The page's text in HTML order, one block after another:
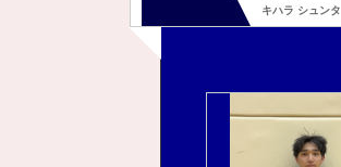
キハラ シュンタ